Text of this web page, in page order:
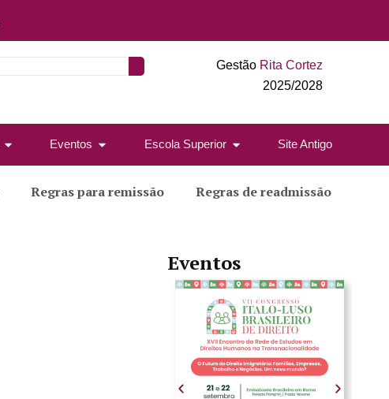
Gestão Rita Cortez
2025/2028
Eventos Escola Superior Site Antigo
Regras para remissão Regras de readmissão
Eventos